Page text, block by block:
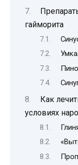
гайморита
Как
условиях